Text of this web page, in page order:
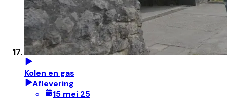
Kolen en gas
Aflevering
15 mei 25